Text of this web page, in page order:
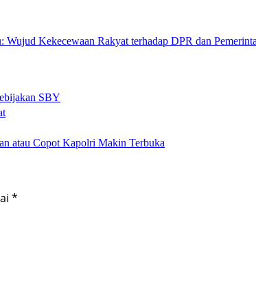
Kekecewaan Rakyat terhadap DPR dan
SBY
atau Copot Kapolri Makin Terbuka
*